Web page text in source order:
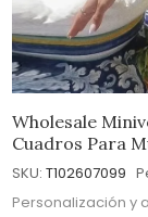
Wholesale
Cuadros Para
SKU: T102607099
Personalización y